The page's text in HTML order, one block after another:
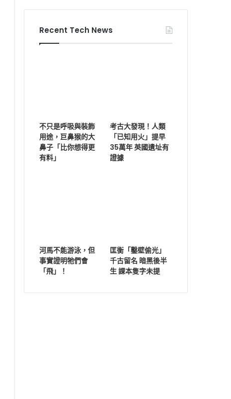
Recent Tech News
不只是呼吸與裝飾
用途，巨鼻猴的大
鼻子「比你想得更
有料」
考古大發現！人類
「已知用火」提早
35萬年 英國遺址有
證據
河馬不能游泳，但
事實證明牠們會
「飛」！
匡衡「鑿壁偷光」
千古留名 暗黑後半
生 課本隻字未提